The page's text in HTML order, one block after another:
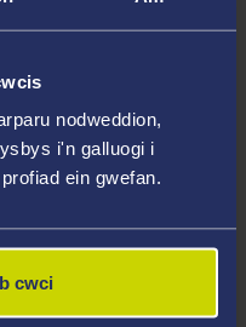
nodweddion,
i'n galluogi i
ein gwefan.
cwci